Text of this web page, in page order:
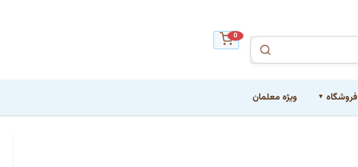
0
فروشگاه ویژه معلمان